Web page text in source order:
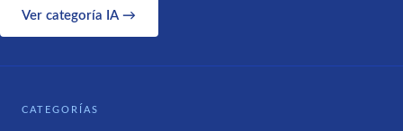
Ver categoría IA →
CATEGORÍAS